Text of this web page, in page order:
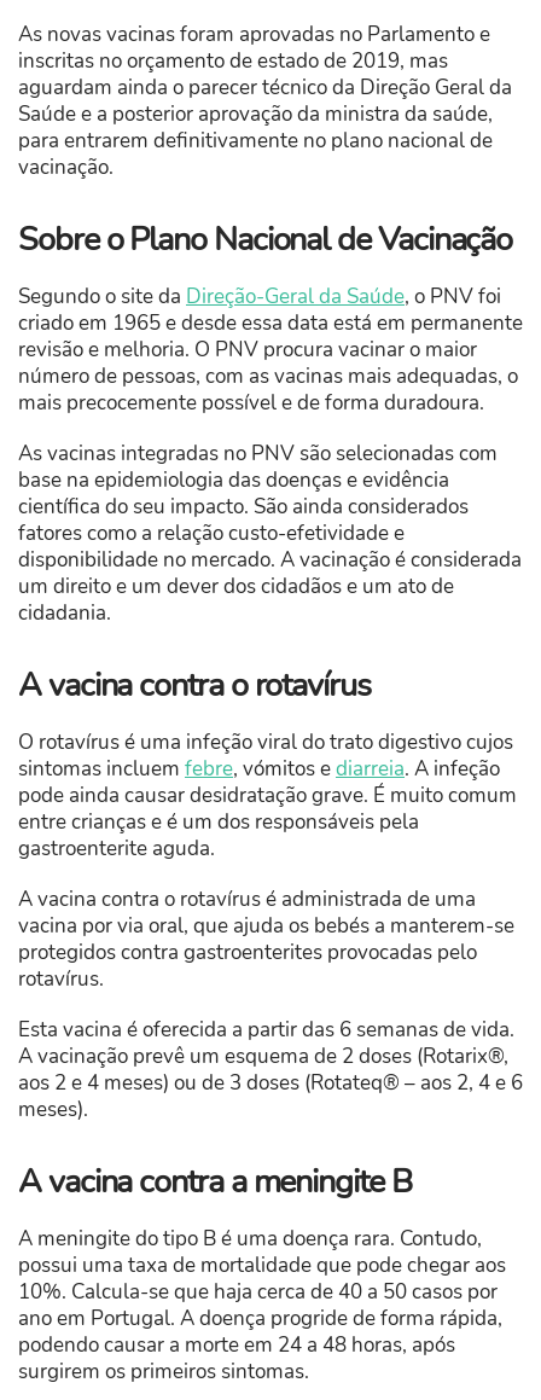
As novas vacinas foram aprovadas no Parlamento e
inscritas no orçamento de estado de 2019, mas
aguardam ainda o parecer técnico da Direção Geral da
Saúde e a posterior aprovação da ministra da saúde,
para entrarem definitivamente no plano nacional de
vacinação.
Sobre o Plano Nacional de Vacinação
Segundo o site da Direção-Geral da Saúde, o PNV foi
criado em 1965 e desde essa data está em permanente
revisão e melhoria. O PNV procura vacinar o maior
número de pessoas, com as vacinas mais adequadas, o
mais precocemente possível e de forma duradoura.
As vacinas integradas no PNV são selecionadas com
base na epidemiologia das doenças e evidência
científica do seu impacto. São ainda considerados
fatores como a relação custo-efetividade e
disponibilidade no mercado. A vacinação é considerada
um direito e um dever dos cidadãos e um ato de
cidadania.
A vacina contra o rotavírus
O rotavírus é uma infeção viral do trato digestivo cujos
sintomas incluem febre, vómitos ediarreia. A infeção
pode ainda causar desidratação grave. É muito comum
entre crianças e é um dos responsáveis pela
gastroenterite aguda.
A vacina contra o rotavírus é administrada de uma
vacina por via oral, que ajuda os bebés a manterem-se
protegidos contra gastroenterites provocadas pelo
rotavírus.
Esta vacina é oferecida a partir das 6 semanas de vida.
A vacinação prevê um esquema de 2 doses (Rotarix®,
aos 2 e 4 meses) ou de 3 doses (Rotateq® – aos 2, 4 e 6
meses).
A vacina contra a meningite B
A meningite do tipo B é uma doença rara. Contudo,
possui uma taxa de mortalidade que pode chegar aos
10%. Calcula-se que haja cerca de 40 a 50 casos por
ano em Portugal. A doença progride de forma rápida,
podendo causar a morte em 24 a 48 horas, após
surgirem os primeiros sintomas.